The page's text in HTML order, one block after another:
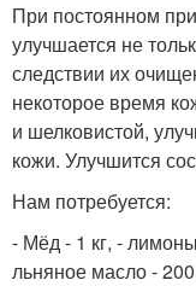
При постоянном
улучшается не
следствии их
некоторое время
и шелковистой,
кожи. Улучшится
Нам потребуется:
- Мёд - 1 кг, -
льняное масло -